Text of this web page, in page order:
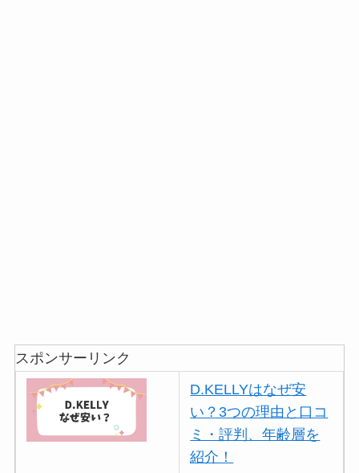
スポンサーリンク
D.KELLYはなぜ安
い？3つの理由と口コ
ミ・評判、年齢層を
紹介！